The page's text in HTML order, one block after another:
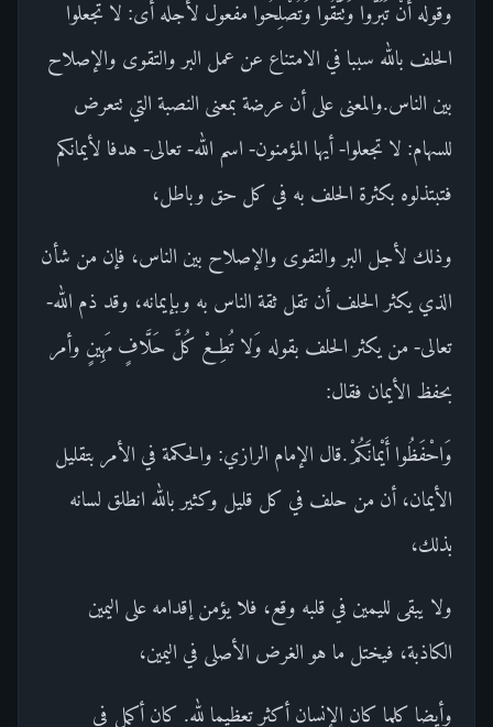
وقوله أَنْ تَبَرُّوا وَتَتَّقُوا وَتُصْلِحُوا مفعول لأجله أى: لا تجعلوا
الحلف بالله سببا في الامتناع عن عمل البر والتقوى والإصلاح
بين الناس.والمعنى على أن عرضة بمعنى النصبة التي تتعرض
للسهام: لا تجعلوا- أيها المؤمنون- اسم الله- تعالى- هدفا لأيمانكم
فتبتذلوه بكثرة الحلف به في كل حق وباطل،
وذلك لأجل البر والتقوى والإصلاح بين الناس، فإن من شأن
الذي يكثر الحلف أن تقل ثقة الناس به وبإيمانه، وقد ذم الله-
تعالى- من يكثر الحلف بقوله وَلا تُطِعْ كُلَّ حَلَّافٍ مَهِينٍ وأمر
بحفظ الأيمان فقال:
وَاحْفَظُوا أَيْمانَكُمْ.قال الإمام الرازي: والحكمة في الأمر بتقليل
الأيمان، أن من حلف في كل قليل وكثير بالله انطلق لسانه
بذلك،
ولا يبقى لليمين في قلبه وقع، فلا يؤمن إقدامه على اليمين
الكاذبة، فيختل ما هو الغرض الأصلى في اليمين،
وأيضا كلما كان الإنسان أكثر تعظيما لله. كان أكمل في